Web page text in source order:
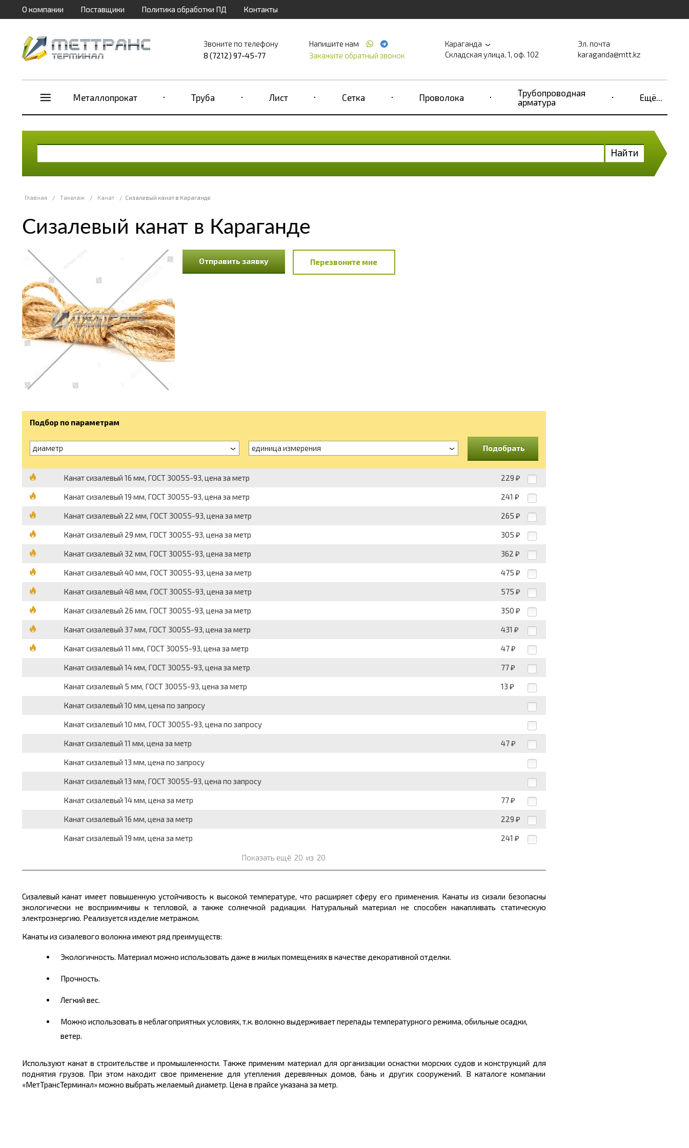
О компании Поставщики Политика обработки ПД Контакты
Звоните по телефону
8 (7212) 97-45-77
Напишите нам
Закажите обратный звонок
Караганда
Складская улица, 1, оф. 102
Эл. почта
karaganda@mtt.kz
Металлопрокат Труба Лист Сетка Проволока
Трубопроводная
арматура
Ещё...
Найти
Главная / Такелаж / Канат / Сизалевый канат в Караганде
Сизалевый канат в Караганде
Отправить заявку Перезвоните мне
Подбор по параметрам
диаметр единица измерения Подобрать
Канат сизалевый 16 мм, ГОСТ 30055-93, цена за метр 229 ₽
Канат сизалевый 19 мм, ГОСТ 30055-93, цена за метр 241 ₽
Канат сизалевый 22 мм, ГОСТ 30055-93, цена за метр 265 ₽
Канат сизалевый 29 мм, ГОСТ 30055-93, цена за метр 305 ₽
Канат сизалевый 32 мм, ГОСТ 30055-93, цена за метр 362 ₽
Канат сизалевый 40 мм, ГОСТ 30055-93, цена за метр 475 ₽
Канат сизалевый 48 мм, ГОСТ 30055-93, цена за метр 575 ₽
Канат сизалевый 26 мм, ГОСТ 30055-93, цена за метр 350 ₽
Канат сизалевый 37 мм, ГОСТ 30055-93, цена за метр 431 ₽
Канат сизалевый 11 мм, ГОСТ 30055-93, цена за метр 47 ₽
Канат сизалевый 14 мм, ГОСТ 30055-93, цена за метр 77 ₽
Канат сизалевый 5 мм, ГОСТ 30055-93, цена за метр 13 ₽
Канат сизалевый 10 мм, цена по запросу
Канат сизалевый 10 мм, ГОСТ 30055-93, цена по запросу
Канат сизалевый 11 мм, цена за метр 47 ₽
Канат сизалевый 13 мм, цена по запросу
Канат сизалевый 13 мм, ГОСТ 30055-93, цена по запросу
Канат сизалевый 14 мм, цена за метр 77 ₽
Канат сизалевый 16 мм, цена за метр 229 ₽
Канат сизалевый 19 мм, цена за метр 241 ₽
Показать ещё 20 из 20
Сизалевый канат имеет повышенную устойчивость к высокой температуре, что расширяет сферу его применения. Канаты из сизали безопасны
экологически не восприимчивы к тепловой, а также солнечной радиации. Натуральный материал не способен накапливать статическую
электроэнергию. Реализуется изделие метражом.
Канаты из сизалевого волокна имеют ряд преимуществ:
Экологичность. Материал можно использовать даже в жилых помещениях в качестве декоративной отделки.
Прочность.
Легкий вес.
Можно использовать в неблагоприятных условиях, т.к. волокно выдерживает перепады температурного режима, обильные осадки,
ветер.
Используют канат в строительстве и промышленности. Также применим материал для организации оснастки морских судов и конструкций для
поднятия грузов. При этом находит свое применение для утепления деревянных домов, бань и других сооружений. В каталоге компании
«МетТрансТерминал» можно выбрать желаемый диаметр. Цена в прайсе указана за метр.